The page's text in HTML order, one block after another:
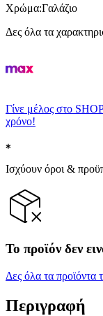
Χρώμα:Γαλάζιο
Δες όλα τα
Γίνε μέλος στο
χρόνο!
Ισχύουν όροι &
Το προϊόν δεν
Δες όλα τα προϊόντα
Περιγραφή